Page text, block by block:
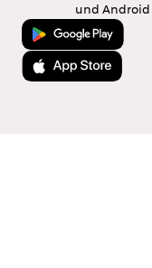
und Android
Jetzt bei Google Play
Laden im App Store